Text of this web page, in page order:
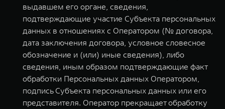
выдавшем его органе, сведения,
подтверждающие участие Субъекта персональных
данных в отношениях с Оператором (№ договора,
дата заключения договора, условное словесное
обозначение и (или) иные сведения), либо
сведения, иным образом подтверждающие факт
обработки Персональных данных Оператором,
подпись Субъекта персональных данных или его
представителя. Оператор прекращает обработку